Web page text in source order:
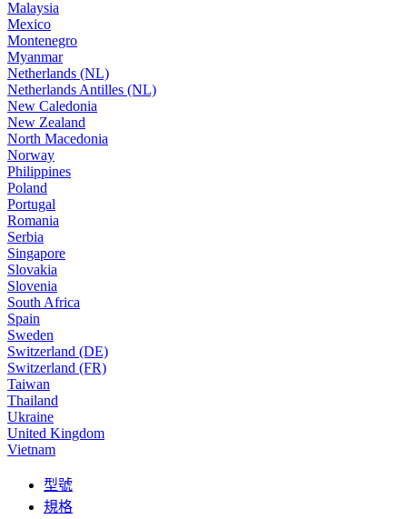
Malaysia
Mexico
Montenegro
Myanmar
Netherlands (NL)
Netherlands Antilles (NL)
New Caledonia
New Zealand
North Macedonia
Norway
Philippines
Poland
Portugal
Romania
Serbia
Singapore
Slovakia
Slovenia
South Africa
Spain
Sweden
Switzerland (DE)
Switzerland (FR)
Taiwan
Thailand
Ukraine
United Kingdom
Vietnam
型號
規格